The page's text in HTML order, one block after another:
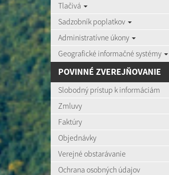
Tlačivá
Sadzobník poplatkov
Administratívne úkony
Geografické informačné systémy
POVINNÉ ZVEREJŇOVANIE
Slobodný prístup k informáciám
Zmluvy
Faktúry
Objednávky
Verejné obstarávanie
Ochrana osobných údajov